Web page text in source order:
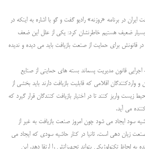
ایران در برنامه «روزنه» رادیو گفت و گو با اشاره به اینکه در
بسیار ضعیف هستیم خاطرنشان کرد: یکی از علل این ضعف
قانونش برای حمایت از صنعت بازیافت باید می دیده و ندیده
ماده ۱۲ آیین نامه اجرایی قانون مدیریت پسماند بسته های حمایتی از صنایع
و واردکنندگان اقلامی که قابلیت بازیافت دارند باید بخشی از
زیست واریز کنند تا در اختیار بازیافت کنندگان قرار گیرد که
می آید.
سود ایجاد می شود چون امروز صنعت بازیافت به غیر از
زیان دهی است، ثانیا در کنار حاشیه سودی که ایجاد می
لحاظ تکنولوژیکی بتواند تجهیزاتش را ارتقا دهد. این